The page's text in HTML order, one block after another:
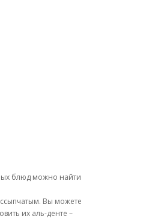
блюд можно найти
Вы можете
их аль-денте –